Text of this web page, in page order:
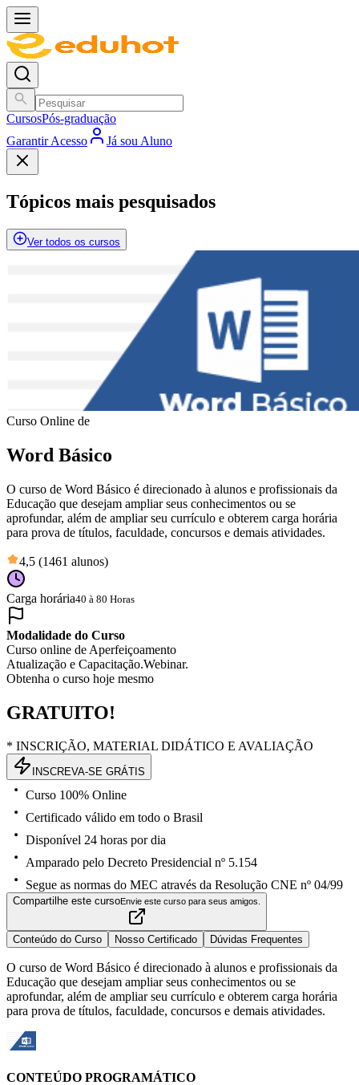
CursosPós-graduação
Garantir Acesso
Já sou Aluno
Tópicos mais pesquisados
Ver todos os cursos
Curso Online de
Word Básico
O curso de Word Básico é direcionado à alunos e profissionais da
Educação que desejam ampliar seus conhecimentos ou se
aprofundar, além de ampliar seu currículo e obterem carga horária
para prova de títulos, faculdade, concursos e demais atividades.
4,5 (1461 alunos)
Carga horária40 à 80 Horas
Modalidade do Curso
Curso online de Aperfeiçoamento
Atualização e Capacitação.Webinar.
Obtenha o curso hoje mesmo
GRATUITO!
* INSCRIÇÃO, MATERIAL DIDÁTICO E AVALIAÇÃO
INSCREVA-SE GRÁTIS
Curso 100% Online
Certificado válido em todo o Brasil
Disponível 24 horas por dia
Amparado pelo Decreto Presidencial nº 5.154
Segue as normas do MEC através da Resolução CNE nº 04/99
Compartilhe este cursoEnvie este curso para seus amigos.
Conteúdo do Curso Nosso Certificado Dúvidas Frequentes
O curso de Word Básico é direcionado à alunos e profissionais da
Educação que desejam ampliar seus conhecimentos ou se
aprofundar, além de ampliar seu currículo e obterem carga horária
para prova de títulos, faculdade, concursos e demais atividades.
CONTEÚDO PROGRAMÁTICO